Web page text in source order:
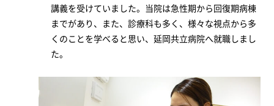
講義を受けていました。当院は急性期から回復期病棟
までがあり、また、診療科も多く、様々な視点から多
くのことを学べると思い、延岡共立病院へ就職しまし
た。